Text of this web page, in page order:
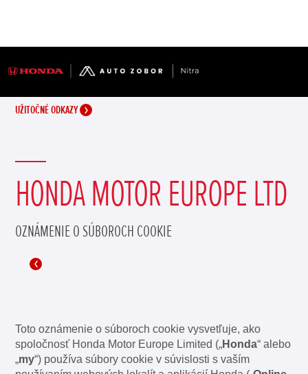
UŽITOČNÉ ODKAZY
HONDA MOTOR EUROPE LTD
OZNÁMENIE O SÚBOROCH COOKIE
Toto oznámenie o súboroch cookie vysvetľuje, ako
spoločnosť Honda Motor Europe Limited („Honda“ alebo
„my“) používa súbory cookie v súvislosti s vaším